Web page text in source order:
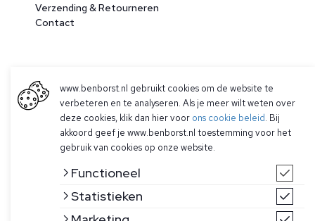
Verzending & Retourneren
Contact
© 2026 Ben Borst
www.benborst.nl gebruikt cookies om de website te
verbeteren en te analyseren. Als je meer wilt weten over
deze cookies, klik dan hier voor ons cookie beleid. Bij
akkoord geef je www.benborst.nl toestemming voor het
gebruik van cookies op onze website.
Functioneel
Statistieken